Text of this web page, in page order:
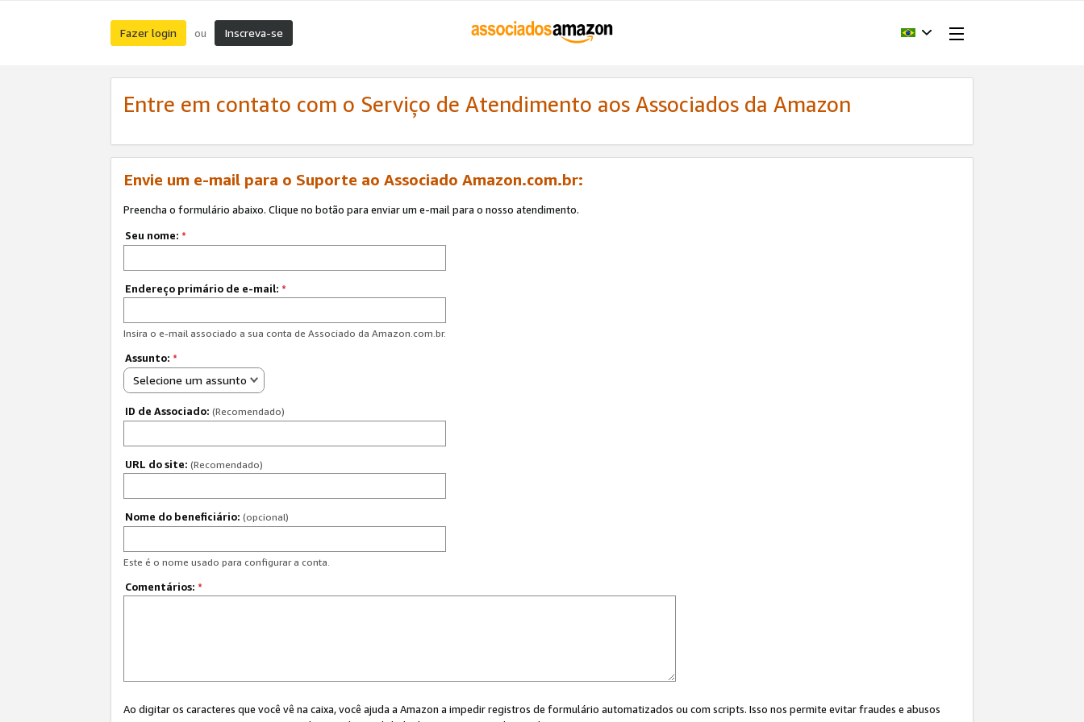
Fazer login ou Inscreva-se
Entre em contato com o Serviço de Atendimento aos Associados da Amazon
Envie um e-mail para o Suporte ao Associado Amazon.com.br:
Preencha o formulário abaixo. Clique no botão para enviar um e-mail para o nosso atendimento.
Seu nome: *
Endereço primário de e-mail: *
Insira o e-mail associado a sua conta de Associado da Amazon.com.br.
Assunto: *
Selecione um assunto
ID de Associado: (Recomendado)
URL do site: (Recomendado)
Nome do beneficiário: (opcional)
Este é o nome usado para configurar a conta.
Comentários: *
Ao digitar os caracteres que você vê na caixa, você ajuda a Amazon a impedir registros de formulário automatizados ou com scripts. Isso nos permite evitar fraudes e abusos